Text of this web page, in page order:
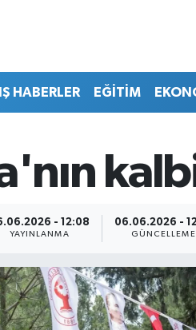
HABERLER EĞİTİM
- 12:08
YAYINLANMA
06.06.2026 -
GÜNCELLEME